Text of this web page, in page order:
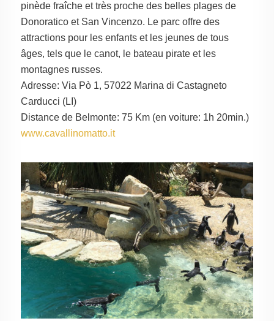
pinède fraîche et très proche des belles plages de
Donoratico et San Vincenzo. Le parc offre des
attractions pour les enfants et les jeunes de tous
âges, tels que le canot, le bateau pirate et les
montagnes russes.
Adresse: Via Pò 1, 57022 Marina di Castagneto
Carducci (LI)
Distance de Belmonte: 75 Km (en voiture: 1h 20min.)
www.cavallinomatto.it